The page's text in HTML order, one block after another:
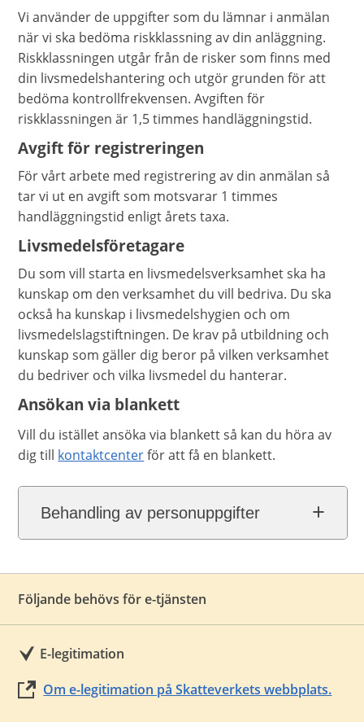
Vi använder de uppgifter som du lämnar i anmälan
när vi ska bedöma riskklassning av din anläggning.
Riskklassningen utgår från de risker som finns med
din livsmedelshantering och utgör grunden för att
bedöma kontrollfrekvensen. Avgiften för
riskklassningen är 1,5 timmes handläggningstid.
Avgift för registreringen
För vårt arbete med registrering av din anmälan så
tar vi ut en avgift som motsvarar 1 timmes
handläggningstid enligt årets taxa.
Livsmedelsföretagare
Du som vill starta en livsmedelsverksamhet ska ha
kunskap om den verksamhet du vill bedriva. Du ska
också ha kunskap i livsmedelshygien och om
livsmedelslagstiftningen. De krav på utbildning och
kunskap som gäller dig beror på vilken verksamhet
du bedriver och vilka livsmedel du hanterar.
Ansökan via blankett
Vill du istället ansöka via blankett så kan du höra av
dig till kontaktcenterför att få en blankett.
Behandling av personuppgifter
Följande behövs för e-tjänsten
E-legitimation
Om e-legitimation på Skatteverkets webbplats.